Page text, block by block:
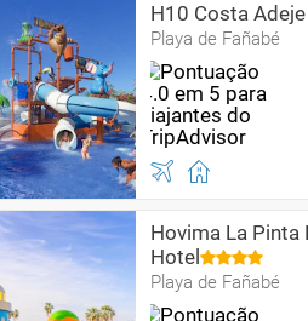
H10 Costa
Playa de Fañabé
Hovima La
Hotel
Playa de Fañabé